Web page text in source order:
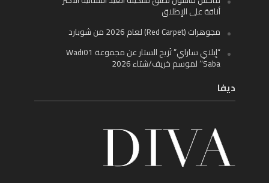
أناقة على الإطلاق
مجوهرات (Red Carpet) لعام 2026 من شوبارد
“إيلاي ساراي” تُزيح الستار عن مجموعة Wadi01
‘Saba’ لموسم خريف/شتاء 2026
ديفا